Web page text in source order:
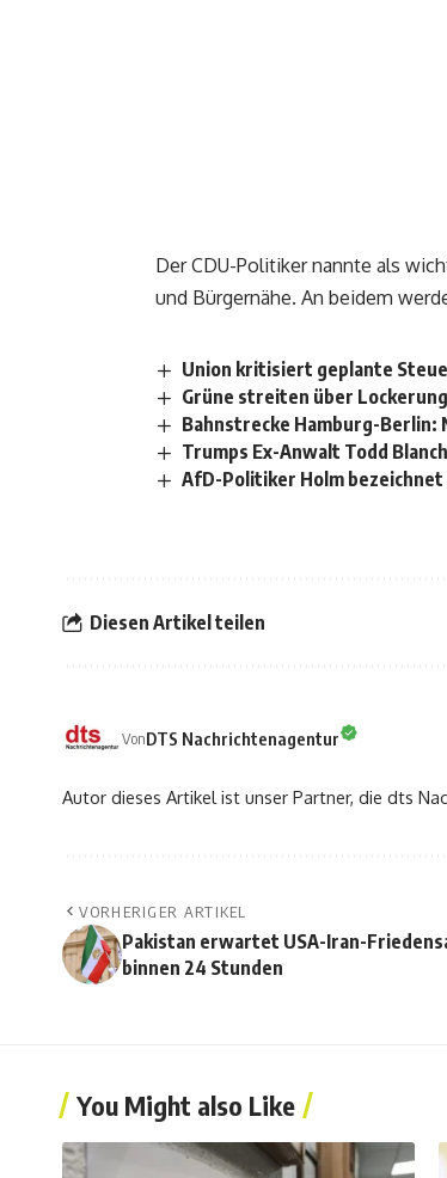
Der CDU-Politiker nannte als
und Bürgernähe. An beidem
Union kritisiert geplante
Grüne streiten über
Bahnstrecke Hamburg-
Trumps Ex-Anwalt Todd
AfD-Politiker Holm
Diesen Artikel teilen
VonDTS Nachrichtenagentur
Autor dieses Artikel ist unser Partner, die dts
VORHERIGER ARTIKEL
Pakistan erwartet USA-Iran-
binnen 24 Stunden
You Might also Like